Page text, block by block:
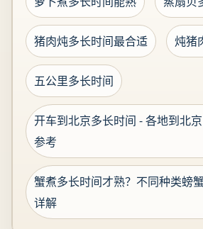
猪肉炖多长时间最合适 炖猪
五公里多长时间
开车到北京多长时间 - 各地到北
参考
蟹煮多长时间才熟？不同种类螃
详解